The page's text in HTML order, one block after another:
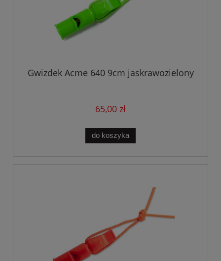
Gwizdek Acme 640 9cm jaskrawozielony
65,00 zł
do koszyka